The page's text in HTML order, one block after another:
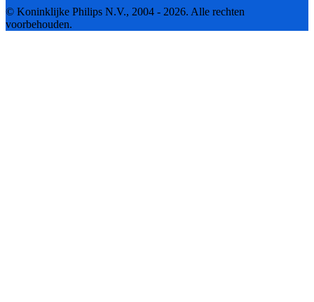
© Koninklijke Philips N.V., 2004 - 2026. Alle rechten
voorbehouden.